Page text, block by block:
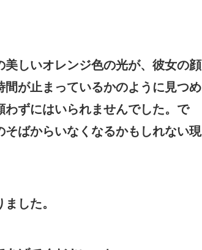
しいオレンジ色の光が、彼女の顔
が止まっているかのように見つめ
ずにはいられませんでした。で
ばからいなくなるかもしれない現
した。